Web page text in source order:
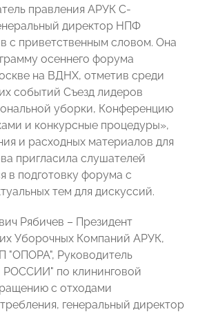
правления АРУК С-
директор НПФ
с приветственным словом. Она
осеннего форума
на ВДНХ, отметив среди
событий Съезд лидеров
уборки, Конференцию
и конкурсные процедуры»,
и расходных материалов для
пригласила слушателей
в подготовку форума с
тем для дискуссий.
Рябичев – Президент
Уборочных Компаний АРУК,
"ОПОРА", Руководитель
по клининговой
с отходами
генеральный директор